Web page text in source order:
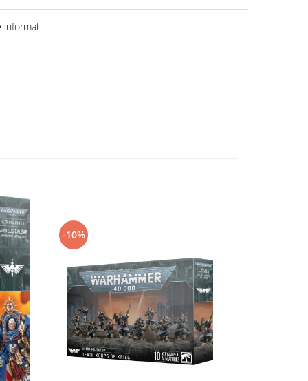
informatii
-10%